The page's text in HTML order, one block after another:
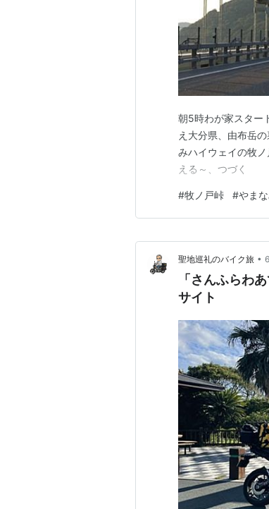
朝5時わが家スター
え大分県、由布岳
みハイウェイの牧
える～、つづく
#牧ノ戸峠 #やま
聖地巡礼のバイク旅 •
「さんふらわ
サイト